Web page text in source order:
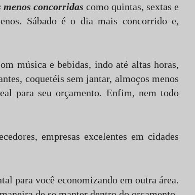
menos concorridas como quintas, sextas e
Sábado é o dia mais concorrido e,
música e bebidas, indo até altas horas,
coquetéis sem jantar, almoços menos
para seu orçamento. Enfim, nem todo
empresas excelentes em cidades
para você economizando em outra área.